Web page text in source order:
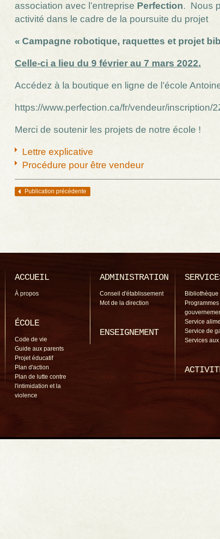
association avec l’entreprise Perfection. Nous
activité dans le cadre de la poursuite du projet
« Campagne robotique, raquettes et projet
Celle-ci a lieu du 9 février au 7 mars 2022.
Accédez à la boutique en ligne de l’école
https://www.perfection.ca/fr/vendeur/inscription/
Merci de soutenir les projets de notre école !
Lettre explicative
Procédure pour être vendeur
Navigation des articles
Publication précédente
ACCUEIL
À propos
ÉCOLE
Code de vie
Guide aux parents
Projet éducatif
Plan d'action
Plan de lutte contre
l'intimidation et la
violence
ADMINISTRATION
Conseil d'établissement
Mot de la direction
ENSEIGNEMENT
Bibliothèque
Programmes
Service
Service de
Services